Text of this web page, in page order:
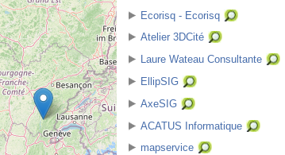
Ecorisq - Ecorisq
Atelier 3DCité
Laure Wateau Consultante
EllipSIG
AxeSIG
ACATUS Informatique
mapservice